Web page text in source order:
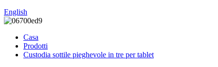
English
Casa
Prodotti
Custodia sottile pieghevole in tre per tablet